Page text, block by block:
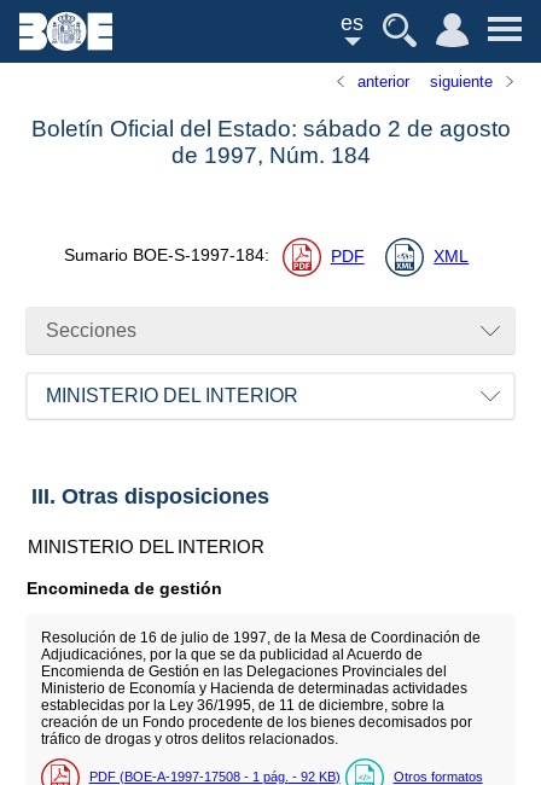
es
anterior siguiente
Boletín Oficial del Estado: sábado 2 de agosto
de 1997, Núm. 184
Sumario BOE-S-1997-184: PDF XML
Secciones
MINISTERIO DEL INTERIOR
III. Otras disposiciones
MINISTERIO DEL INTERIOR
Encomineda de gestión
Resolución de 16 de julio de 1997, de la Mesa de Coordinación de
Adjudicaciónes, por la que se da publicidad al Acuerdo de
Encomienda de Gestión en las Delegaciones Provinciales del
Ministerio de Economía y Hacienda de determinadas actividades
establecidas por la Ley 36/1995, de 11 de diciembre, sobre la
creación de un Fondo procedente de los bienes decomisados por
tráfico de drogas y otros delitos relacionados.
PDF (BOE-A-1997-17508 - 1 pág. - 92 KB) Otros formatos